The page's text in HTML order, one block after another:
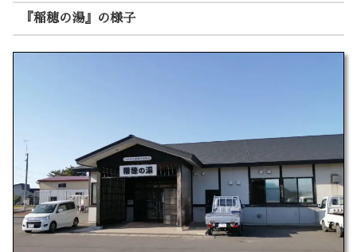
『稲穂の湯』の様子